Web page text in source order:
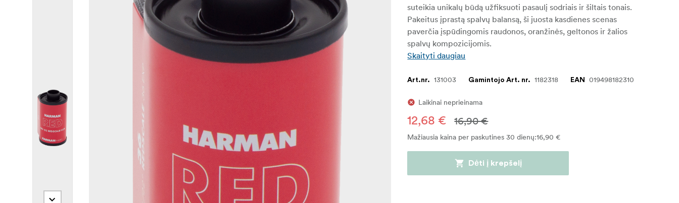
suteikia unikalų būdą užfiksuoti pasaulį sodriais ir šiltais tonais.
Pakeitus įprastą spalvų balansą, ši juosta kasdienes scenas
paverčia įspūdingomis raudonos, oranžinės, geltonos ir žalios
spalvų kompozicijomis.
Skaityti daugiau
Art.nr. 131003 Gamintojo Art. nr. 1182318 EAN 019498182310
Laikinai neprieinama
12,68 € 16,90 €
Mažiausia kaina per paskutines 30 dienų:16,90 €
Dėti į krepšelį